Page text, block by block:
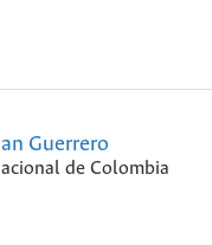
Guerrero
de Colombia